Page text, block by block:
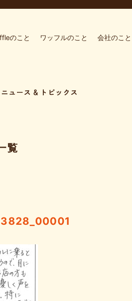
のこと ワッフルのこと 会社のこと
覧